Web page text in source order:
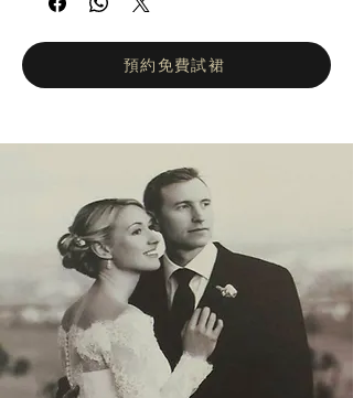
曼諾娃的工作室一直致力於打造輕盈飄逸、凸
禮當天專注於拍攝婚紗照和享受眾人的讚美目
光，而不是忙於換裝。
預約免費試裙